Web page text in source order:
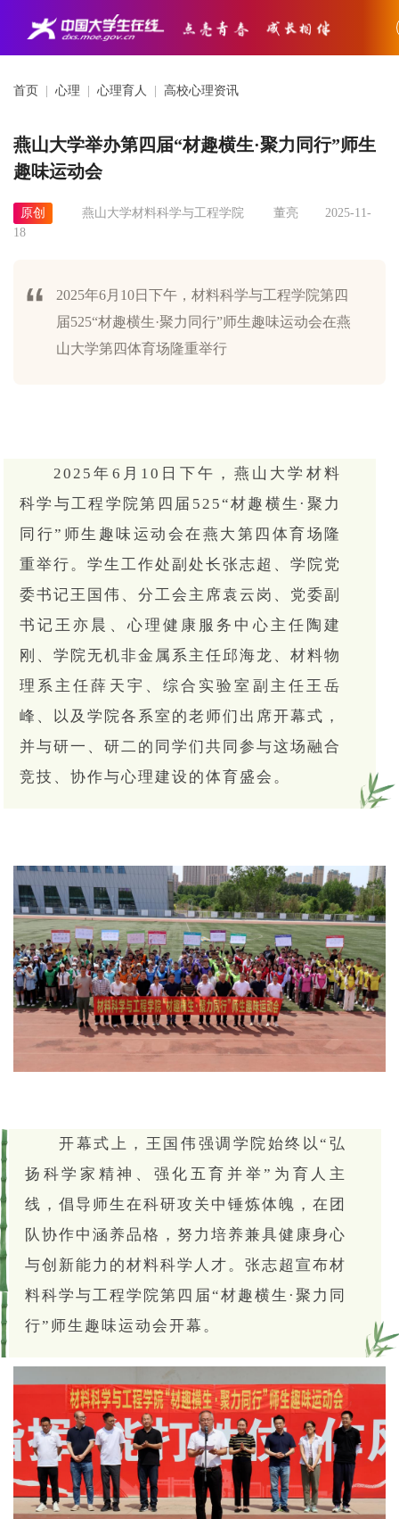
首页 心理 心理育人 高校心理资讯
燕山大学举办第四届“材趣横生·聚力同行”师生
趣味运动会
原创 燕山大学材料科学与工程学院 董亮
2025-11-
18
2025年6月10日下午，材料科学与工程学院第四
届525“材趣横生·聚力同行”师生趣味运动会在燕
山大学第四体育场隆重举行
2025年6月10日下午，燕山大学材料
科学与工程学院第四届525“材趣横生·聚力
同行”师生趣味运动会在燕大第四体育场隆
重举行。学生工作处副处长张志超、学院党
委书记王国伟、分工会主席袁云岗、党委副
书记王亦晨、心理健康服务中心主任陶建
刚、学院无机非金属系主任邱海龙、材料物
理系主任薛天宇、综合实验室副主任王岳
峰、以及学院各系室的老师们出席开幕式，
并与研一、研二的同学们共同参与这场融合
竞技、协作与心理建设的体育盛会。
开幕式上，王国伟强调学院始终以“弘
扬科学家精神、强化五育并举”为育人主
线，倡导师生在科研攻关中锤炼体魄，在团
队协作中涵养品格，努力培养兼具健康身心
与创新能力的材料科学人才。张志超宣布材
料科学与工程学院第四届“材趣横生·聚力同
行”师生趣味运动会开幕。